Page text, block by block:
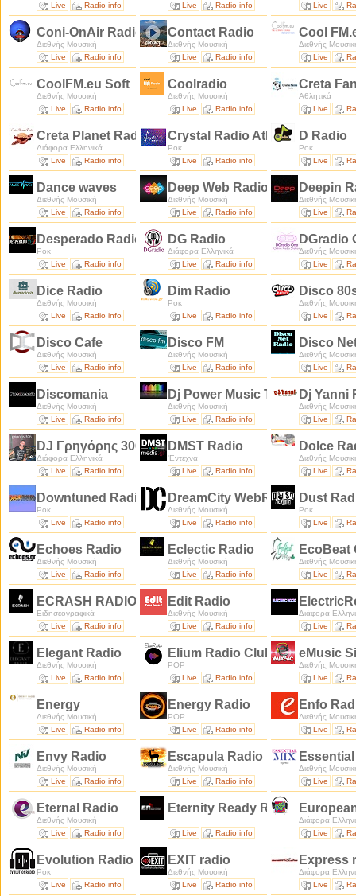
Live
Radio info
Live
Radio info
Live
Coni-OnAir Radio
Διεθνής Μουσική
Live
Radio info
Contact Radio
Διεθνής Μουσική
Live
Radio info
Cool
Διεθνής
Live
CoolFM.eu Soft
Διεθνής Μουσική
Live
Radio info
Coolradio
Διεθνής Μουσική
Live
Radio info
Creta
Αθλητικά
Live
Creta Planet Radio
Διάφορα Ελληνικά
Live
Radio info
Crystal Radio Athens
Ροκ
Live
Radio info
D Radio
Ροκ
Live
Dance waves
Διεθνής Μουσική
Live
Radio info
Deep Web Radio
Διεθνής Μουσική
Live
Radio info
Deepin
Διεθνής
Live
Desperado Radio
Ροκ
Live
Radio info
DG Radio
Διάφορα Ελληνικά
Live
Radio info
DGradio
Διεθνής
Live
Dice Radio
Διεθνής Μουσική
Live
Radio info
Dim Radio
Ροκ
Live
Radio info
Disco
Διεθνής
Live
Disco Cafe
Διεθνής Μουσική
Live
Radio info
Disco FM
Διεθνής Μουσική
Live
Radio info
Disco
Διεθνής
Live
Discomania
Διεθνής Μουσική
Live
Radio info
Dj Power Music The Best
Διεθνής Μουσική
Live
Radio info
Dj Yanni
Διεθνής
Live
DJ Γρηγόρης 306
Διάφορα Ελληνικά
Live
Radio info
DMST Radio
'Εντεχνα
Live
Radio info
Dolce
Διεθνής
Live
Downtuned Radio
Ροκ
Live
Radio info
DreamCity WebRadio
Διεθνής Μουσική
Live
Radio info
Dust
Ροκ
Live
Echoes Radio
Διεθνής Μουσική
Live
Radio info
Eclectic Radio
Διεθνής Μουσική
Live
Radio info
EcoBeat
Διεθνής
Live
ECRASH RADIO
Ειδησεογραφικά
Live
Radio info
Edit Radio
Διεθνής Μουσική
Live
Radio info
Διάφορα
Live
Elegant Radio
Διεθνής Μουσική
Live
Radio info
Elium Radio Club
POP
Live
Radio info
eMusic
Διεθνής
Live
Energy
Διεθνής Μουσική
Live
Radio info
Energy Radio
POP
Live
Radio info
Enfo
Διεθνής
Live
Envy Radio
Διεθνής Μουσική
Live
Radio info
Escapula Radio
Διεθνής Μουσική
Live
Radio info
Διεθνής
Live
Eternal Radio
Διεθνής Μουσική
Live
Radio info
Eternity Ready Radio
Live Radio info
Διάφορα
Live
Evolution Radio
Ροκ
Live
Radio info
EXIT radio
Διεθνής Μουσική
Live
Radio info
Express
Διάφορα
Live